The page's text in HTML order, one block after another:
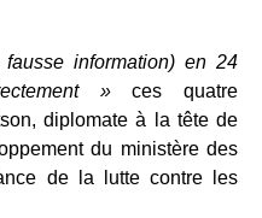
information) en 24
»ces quatre
diplomate à la tête de
du ministère des
de la lutte contre les